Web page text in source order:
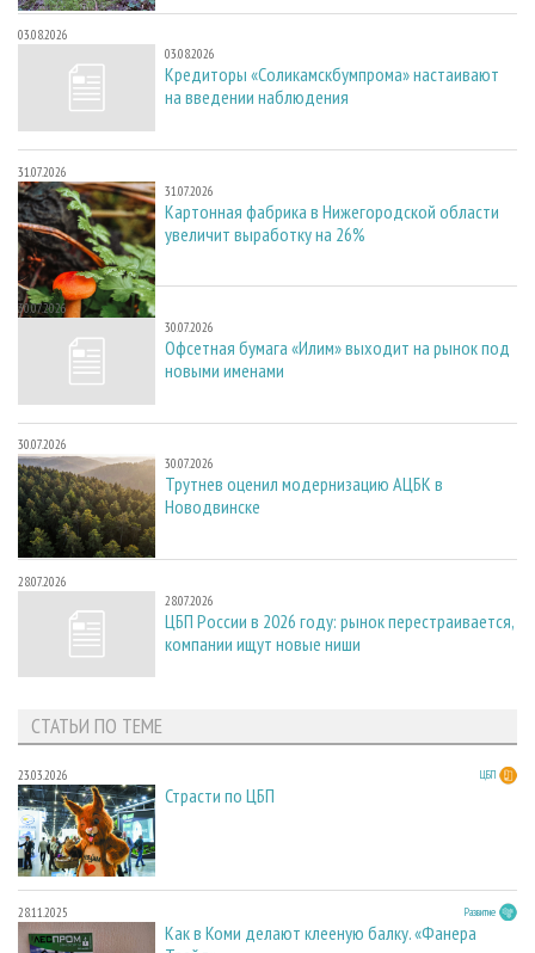
03.08.2026
03.08.2026
Кредиторы «Соликамскбумпрома» настаивают
на введении наблюдения
31.07.2026
31.07.2026
Картонная фабрика в Нижегородской области
увеличит выработку на 26%
30.07.2026
30.07.2026
Офсетная бумага «Илим» выходит на рынок под
новыми именами
30.07.2026
30.07.2026
Трутнев оценил модернизацию АЦБК в
Новодвинске
28.07.2026
28.07.2026
ЦБП России в 2026 году: рынок перестраивается,
компании ищут новые ниши
СТАТЬИ ПО ТЕМЕ
23.03.2026 ЦБП
Страсти по ЦБП
28.11.2025 Развитие
Как в Коми делают клееную балку. «Фанера